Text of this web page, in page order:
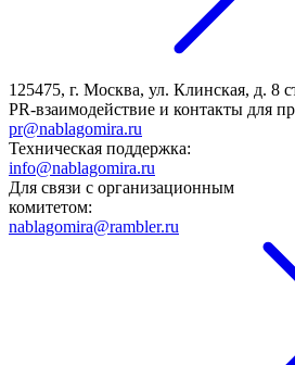
125475, г. Москва, ул. Клинская, д. 8
PR-взаимодействие и контакты для
pr@nablagomira.ru
Техническая поддержка:
info@nablagomira.ru
Для связи с организационным
комитетом:
nablagomira@rambler.ru